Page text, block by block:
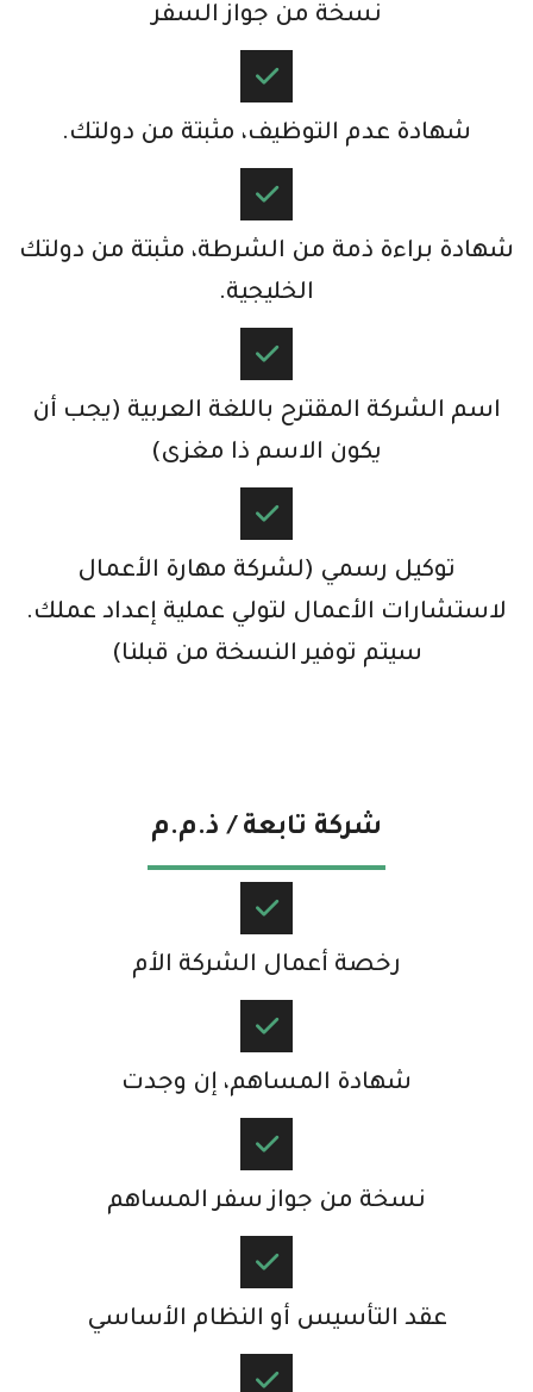
نسخة من جواز السفر​
شهادة عدم التوظيف، مثبتة من دولتك.​
شهادة براءة ذمة من الشرطة، مثبتة من دولتك
الخليجية.​
اسم الشركة المقترح باللغة العربية (يجب أن
يكون الاسم ذا مغزى)​
توكيل رسمي (لشركة مهارة الأعمال
لاستشارات الأعمال لتولي عملية إعداد عملك.
سيتم توفير النسخة من قبلنا)​
شركة تابعة / ذ.م.م​
رخصة أعمال الشركة الأم​
شهادة المساهم، إن وجدت
نسخة من جواز سفر المساهم​
عقد التأسيس أو النظام الأساسي​